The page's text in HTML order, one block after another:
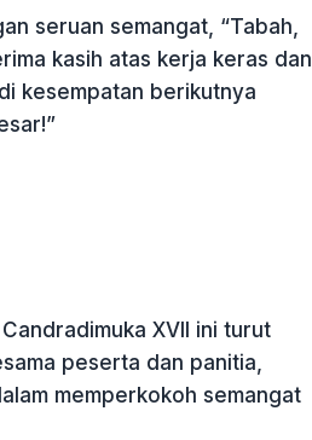
seruan semangat, “Tabah,
kasih atas kerja keras dan
kesempatan berikutnya
XVII ini turut
peserta dan panitia,
memperkokoh semangat